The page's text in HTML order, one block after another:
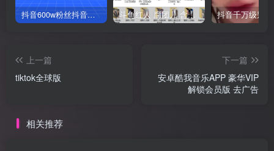
抖音600w粉丝抖音网红痞幼一手资料 877P 500M 含私拍 斗鱼红人 腐团儿 含付费 大尺写真 32套
上一篇
tiktok全球版
下一篇
安卓酷我音乐APP 豪华VIP
解锁会员版 去广告
相关推荐